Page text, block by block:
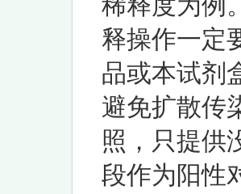
释操作一定
品或本试剂
避免扩散传
照，只提供
段作为阳性